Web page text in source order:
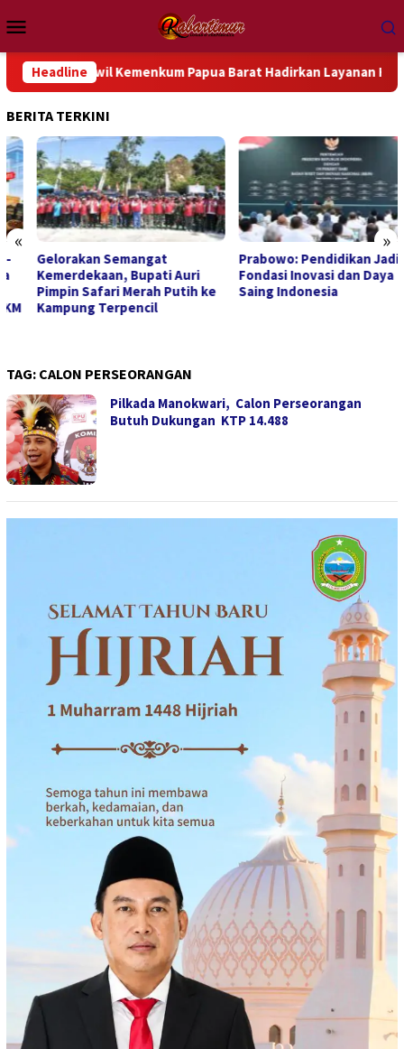
ke
kontenMobile
Headline
Kanwil Kemenkum Papua Barat Hadirkan Layanan Hukum
BERITA TERKINI
« »
Gelorakan Semangat
Kemerdekaan, Bupati Auri
Pimpin Safari Merah Putih ke
Kampung Terpencil
Prabowo: Pendidikan Jadi
Fondasi Inovasi dan Daya
Saing Indonesia
TAG: CALON PERSEORANGAN
Pilkada Manokwari, Calon Perseorangan
Butuh Dukungan KTP 14.488